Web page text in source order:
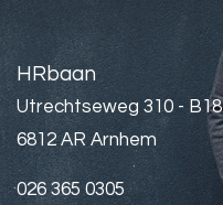
HRbaan
Utrechtseweg 310 - B18
6812 AR Arnhem
026 365 0305